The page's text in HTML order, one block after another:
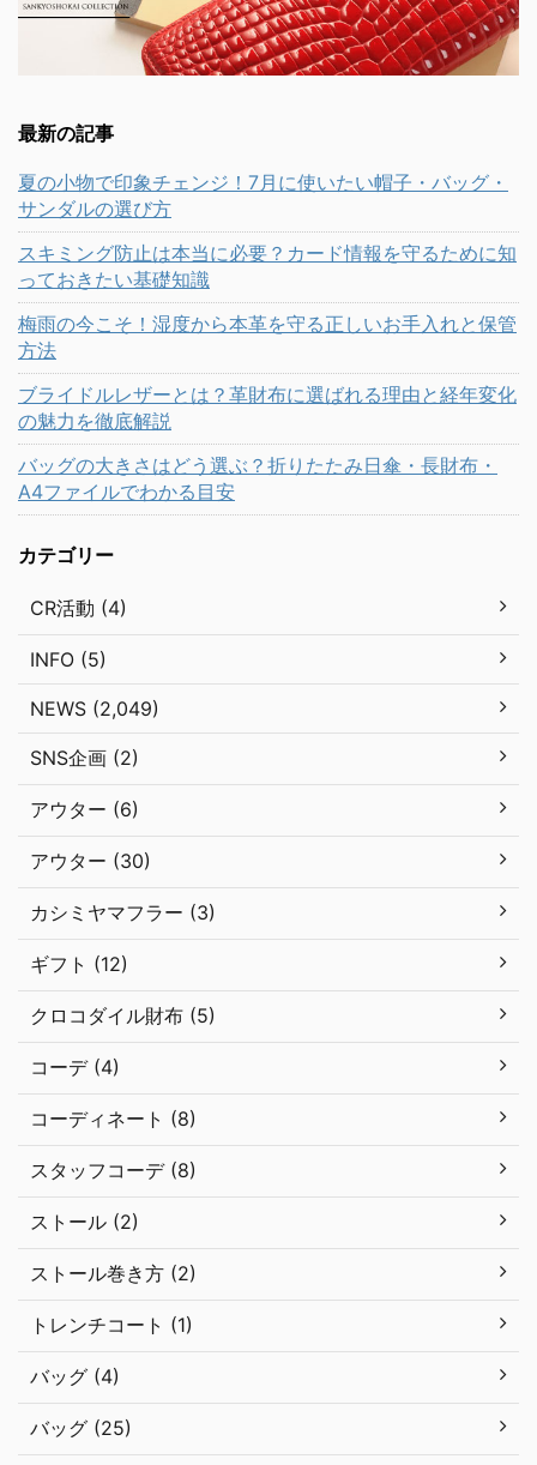
最新の記事
夏の小物で印象チェンジ！7月に使いたい帽子・バッグ・
サンダルの選び方
スキミング防止は本当に必要？カード情報を守るために知
っておきたい基礎知識
梅雨の今こそ！湿度から本革を守る正しいお手入れと保管
方法
ブライドルレザーとは？革財布に選ばれる理由と経年変化
の魅力を徹底解説
バッグの大きさはどう選ぶ？折りたたみ日傘・長財布・
A4ファイルでわかる目安
カテゴリー
CR活動 (4)
INFO (5)
NEWS (2,049)
SNS企画 (2)
アウター (6)
アウター (30)
カシミヤマフラー (3)
ギフト (12)
クロコダイル財布 (5)
コーデ (4)
コーディネート (8)
スタッフコーデ (8)
ストール (2)
ストール巻き方 (2)
トレンチコート (1)
バッグ (4)
バッグ (25)